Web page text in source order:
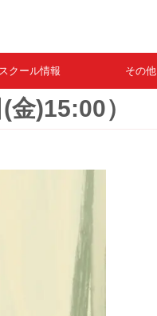
クール情報 その他
)15:00）